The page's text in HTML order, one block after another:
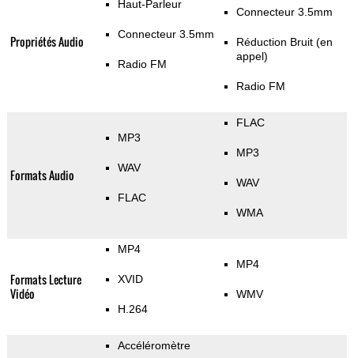
Propriétés Audio
Haut-Parleur
Connecteur 3.5mm
Radio FM
Connecteur 3.5mm
Réduction Bruit (en
appel)
Radio FM
Formats Audio
MP3
WAV
FLAC
FLAC
MP3
WAV
WMA
Formats Lecture
Vidéo
MP4
XVID
H.264
MP4
WMV
Accéléromètre